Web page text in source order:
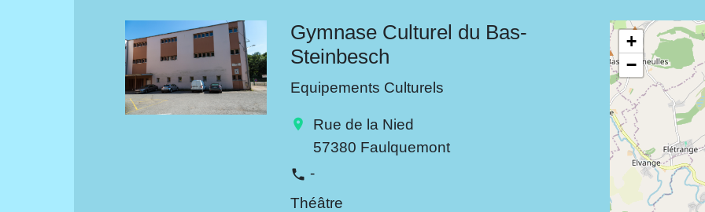
Gymnase Culturel du Bas-
Steinbesch
Equipements Culturels
location_on
Rue de la Nied
57380 Faulquemont
phone -
Théâtre
+
−